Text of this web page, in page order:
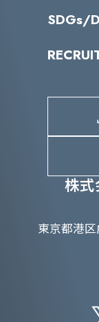
株式
東京都港
IRカレ
IRライ
よく
SDGs/
当グル
SDGs
D&Iの
募集職
メッセ
メンバ